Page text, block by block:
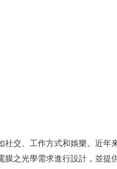
交、工作方式和娛樂。近
之光學需求進行設計，並